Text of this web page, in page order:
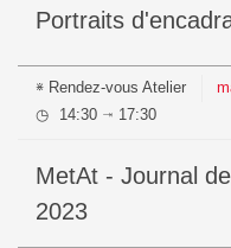
Portraits
Rendez-vous Atelier
14:30 ⇥ 17:30
MetAt - Journal de bord du 14 novembre
2023